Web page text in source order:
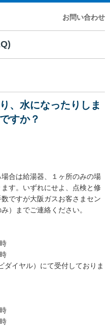
お問い合わせ
、水になったりしま
すか？
合は給湯器、１ヶ所のみの場
す。いずれにせよ、点検と修
ですが大阪ガスお客さまセン
）までご連絡ください。
イヤル）にて受付しておりま